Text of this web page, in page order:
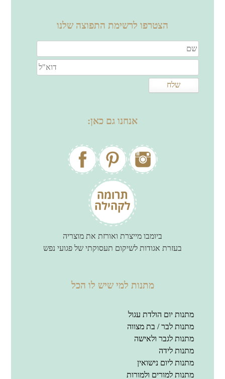
הצטרפו לרשימת התפוצה שלנו
אנחנו גם כאן:
ביומבו מייצרת ואורזת את מוצריה
בעזרת אגודות לשיקום תעסוקתי של פגועי נפש
מתנות למי שיש לו הכל
מתנות יום הולדת עגול
מתנות לבר / בת מצווה
מתנות לגבר ולאישה
מתנות לידה
מתנות ליום נישואין
מתנות למורים ולמורות